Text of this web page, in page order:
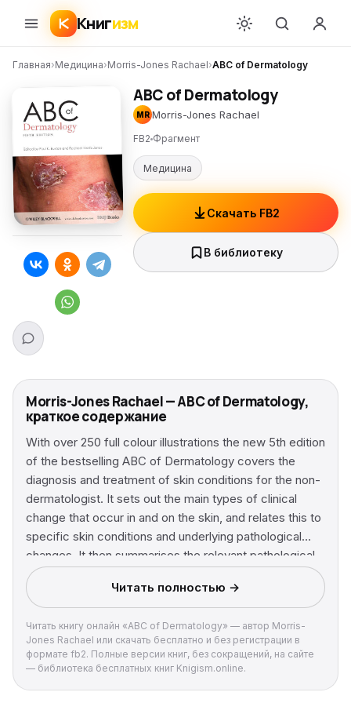
Книгизм
Главная›Медицина›Morris-Jones Rachael›ABC of Dermatology
ABC of Dermatology
MR Morris-Jones Rachael
FB2 Фрагмент
Медицина
Скачать FB2
В библиотеку
Morris-Jones Rachael — ABC of Dermatology,
краткое содержание
With over 250 full colour illustrations the new 5th edition
of the bestselling ABC of Dermatology covers the
diagnosis and treatment of skin conditions for the non-
dermatologist. It sets out the main types of clinical
change that occur in and on the skin, and relates this to
specific skin conditions and underlying pathological
changes. It then summarises the relevant pathological
processes, diagnostic features and learning points. The
types of treatment are clearly differentiated – between
those suitable for the patient to obtain ‘off the shelf’, on
prescription, and in specialist units. The ABC of
Dermatology provides the core knowledge of
diagnosis and therapy of common conditions and the
general principles of skin condition management.
Читать полностью →
Читать книгу онлайн «ABC of Dermatology» — автор Morris-
Jones Rachael или скачать бесплатно и без регистрации в
формате fb2. Полные версии книг, без сокращений, на сайте
— библиотека бесплатных книг Knigism.online.